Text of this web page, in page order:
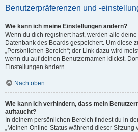
Benutzerpräferenzen und -
Wie kann ich meine Einstellungen ändern?
Wenn du dich registriert hast, werden alle
Datenbank des Boards gespeichert. Um diese
„Persönlichen Bereich“; der Link dazu wird
wenn du auf deinen Benutzernamen klickst.
Einstellungen ändern.
Nach oben
Wie kann ich verhindern, dass mein
auftaucht?
In deinem persönlichen Bereich findest du in
„Meinen Online-Status während dieser Sitzung